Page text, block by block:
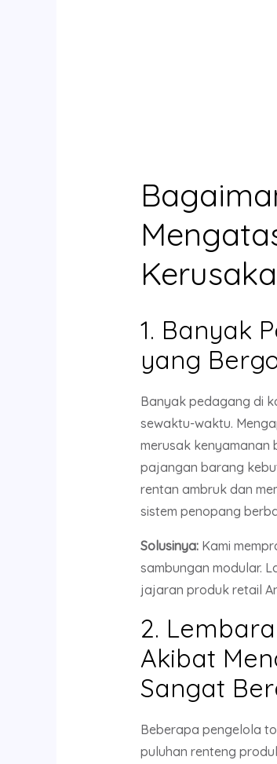
1. Banyak
yang
Banyak pedagang di
sewaktu-waktu.
merusak
pajangan barang
rentan ambruk dan
sistem penopang
Solusinya:Kami
sambungan modular.
jajaran produk retail
2.
Akibat
Sangat
Beberapa pengelola
puluhan renteng